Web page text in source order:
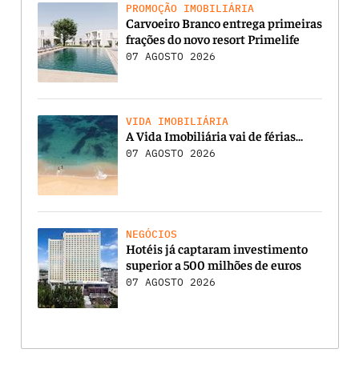
PROMOÇÃO IMOBILIÁRIA
Carvoeiro Branco entrega primeiras
frações do novo resort Primelife
07 AGOSTO 2026
VIDA IMOBILIÁRIA
A Vida Imobiliária vai de férias…
07 AGOSTO 2026
NEGÓCIOS
Hotéis já captaram investimento
superior a 500 milhões de euros
07 AGOSTO 2026